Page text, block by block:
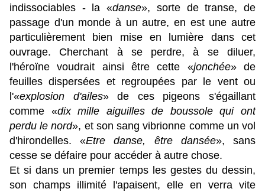
indissociables - la «danse», sorte de transe, de
passage d'un monde à un autre, en est une autre
particulièrement bien mise en lumière dans cet
ouvrage. Cherchant à se perdre, à se diluer,
l'héroïne voudrait ainsi être cette «jonchée» de
feuilles dispersées et regroupées par le vent ou
l'«explosion d'ailes» de ces pigeons s'égaillant
comme «dix mille aiguilles de boussole qui ont
perdu le nord», et son sang vibrionne comme un vol
d'hirondelles.«Etre danse, être dansée», sans
cesse se défaire pour accéder à autre chose.
Et si dans un premier temps les gestes du dessin,
son champs illimité l'apaisent, elle en verra vite